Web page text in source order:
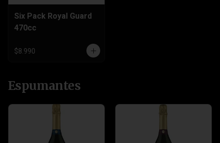
Six Pack Royal Guard
470cc
$8.990
Espumantes